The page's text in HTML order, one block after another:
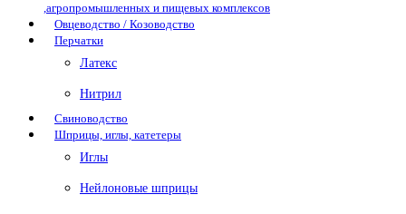
,агропромышленных и пищевых комплексов
Овцеводство / Козоводство
Перчатки
Латекс
Нитрил
Свиноводство
Шприцы, иглы, катетеры
Иглы
Нейлоновые шприцы